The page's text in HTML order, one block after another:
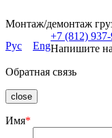
Монтаж/демонтаж
Рус
Eng
+7 (812)
Напишите
Обратная связь
close
Имя*